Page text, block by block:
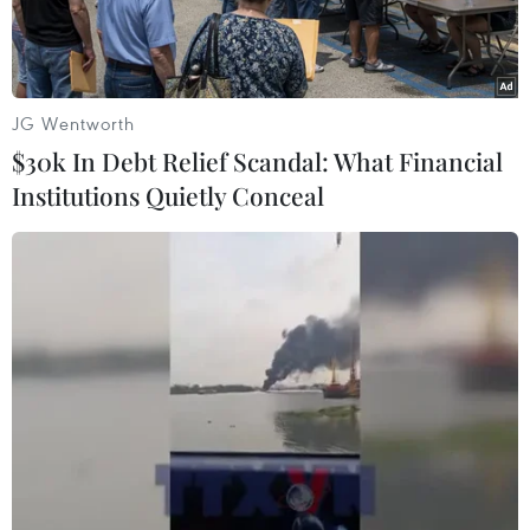
Robot lắp ráp xe điện Voyah của Trung Quốc, tại thủ phủ Vũ
Hán, tỉnh Hồ Bắc. (Ảnh: THX/TTXVN)
Việc áp thuế 100% đối với ôtô điện của Trung
Quốc, như Mỹ vừa tiến hành, là "cái bẫy lớn" do
có thể gây ra lạm phát.
JG Wentworth
$30k In Debt Relief Scandal: What Financial
Institutions Quietly Conceal